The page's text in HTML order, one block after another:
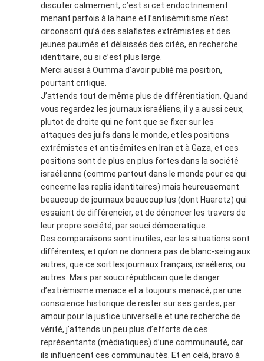
discuter calmement, c’est si cet endoctrinement
menant parfois à la haine et l’antisémitisme n’est
circonscrit qu’à des salafistes extrémistes et des
jeunes paumés et délaissés des cités, en recherche
identitaire, ou si c’est plus large.
Merci aussi à Oumma d’avoir publié ma position,
pourtant critique.
J’attends tout de même plus de différentiation. Quand
vous regardez les journaux israéliens, il y a aussi ceux,
plutot de droite qui ne font que se fixer sur les
attaques des juifs dans le monde, et les positions
extrémistes et antisémites en Iran et à Gaza, et ces
positions sont de plus en plus fortes dans la société
israélienne (comme partout dans le monde pour ce qui
concerne les replis identitaires) mais heureusement
beaucoup de journaux beaucoup lus (dont Haaretz) qui
essaient de différencier, et de dénoncer les travers de
leur propre société, par souci démocratique.
Des comparaisons sont inutiles, car les situations sont
différentes, et qu’on ne donnera pas de blanc-seing aux
autres, que ce soit les journaux français, israéliens, ou
autres. Mais par souci républicain que le danger
d’extrémisme menace et a toujours menacé, par une
conscience historique de rester sur ses gardes, par
amour pour la justice universelle et une recherche de
vérité, j’attends un peu plus d’efforts de ces
représentants (médiatiques) d’une communauté, car
ils influencent ces communautés. Et en celà, bravo à